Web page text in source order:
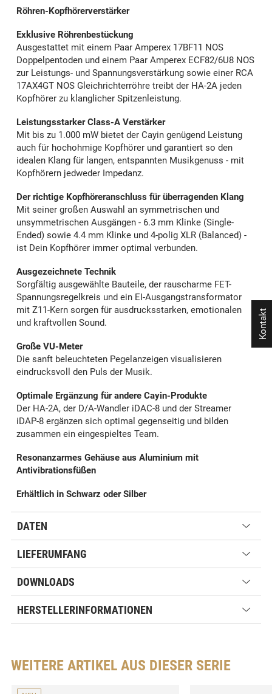
Röhren-Kopfhörerverstärker
Exklusive Röhrenbestückung
Ausgestattet mit einem Paar Amperex 17BF11 NOS
Doppelpentoden und einem Paar Amperex ECF82/6U8 NOS
zur Leistungs- und Spannungsverstärkung sowie einer RCA
17AX4GT NOS Gleichrichterröhre treibt der HA-2A jeden
Kopfhörer zu klanglicher Spitzenleistung.
Leistungsstarker Class-A Verstärker
Mit bis zu 1.000 mW bietet der Cayin genügend Leistung
auch für hochohmige Kopfhörer und garantiert so den
idealen Klang für langen, entspannten Musikgenuss - mit
Kopfhörern jedweder Impedanz.
Der richtige Kopfhöreranschluss für überragenden Klang
Mit seiner großen Auswahl an symmetrischen und
unsymmetrischen Ausgängen - 6.3 mm Klinke (Single-
Ended) sowie 4.4 mm Klinke und 4-polig XLR (Balanced) -
ist Dein Kopfhörer immer optimal verbunden.
Ausgezeichnete Technik
Sorgfältig ausgewählte Bauteile, der rauscharme FET-
Spannungsregelkreis und ein EI-Ausgangstransformator
mit Z11-Kern sorgen für ausdrucksstarken, emotionalen
und kraftvollen Sound.
Große VU-Meter
Die sanft beleuchteten Pegelanzeigen visualisieren
eindrucksvoll den Puls der Musik.
Optimale Ergänzung für andere Cayin-Produkte
Der HA-2A, der D/A-Wandler iDAC-8 und der Streamer
iDAP-8 ergänzen sich optimal gegenseitig und bilden
zusammen ein eingespieltes Team.
Resonanzarmes Gehäuse aus Aluminium mit
Antivibrationsfüßen
Erhältlich in Schwarz oderSilber
DATEN
LIEFERUMFANG
DOWNLOADS
HERSTELLERINFORMATIONEN
WEITERE ARTIKEL AUS DIESER SERIE
Kontakt